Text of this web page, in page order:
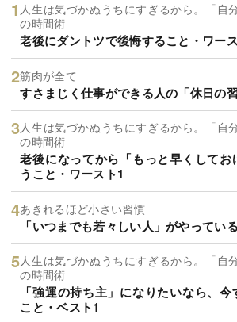
人生は気づかぬうちにすぎるから。「自
の時間術
老後にダントツで後悔すること・ワー
筋肉が全て
すさまじく仕事ができる人の「休日の
人生は気づかぬうちにすぎるから。「自
の時間術
老後になってから「もっと早くして
うこと・ワースト1
あきれるほど小さい習慣
「いつまでも若々しい人」がやってい
人生は気づかぬうちにすぎるから。「自
の時間術
「強運の持ち主」になりたいなら、
こと・ベスト1